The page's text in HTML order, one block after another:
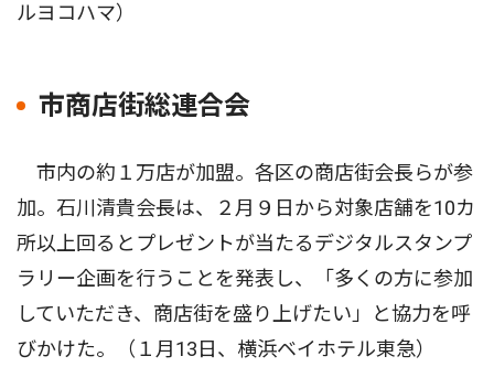
ルヨコハマ）
市商店街総連合会
市内の約１万店が加盟。各区の商店街会長らが参
加。石川清貴会長は、２月９日から対象店舗を10カ
所以上回るとプレゼントが当たるデジタルスタンプ
ラリー企画を行うことを発表し、「多くの方に参加
していただき、商店街を盛り上げたい」と協力を呼
びかけた。（１月13日、横浜ベイホテル東急）